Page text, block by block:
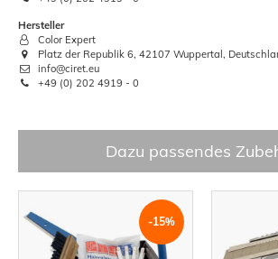
Hersteller
Color Expert
Platz der Republik 6, 42107 Wuppertal,
info@ciret.eu
+49 (0) 202 4919 - 0
Dazu passendes
-15%